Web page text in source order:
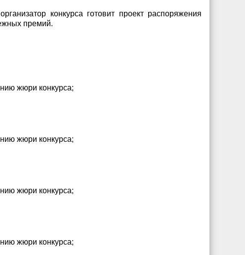
конкурса готовит проект распоряжения
премий.
жюри конкурса;
жюри конкурса;
жюри конкурса;
жюри конкурса;